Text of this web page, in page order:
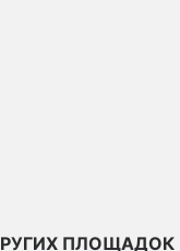
ПЛОЩАДОК